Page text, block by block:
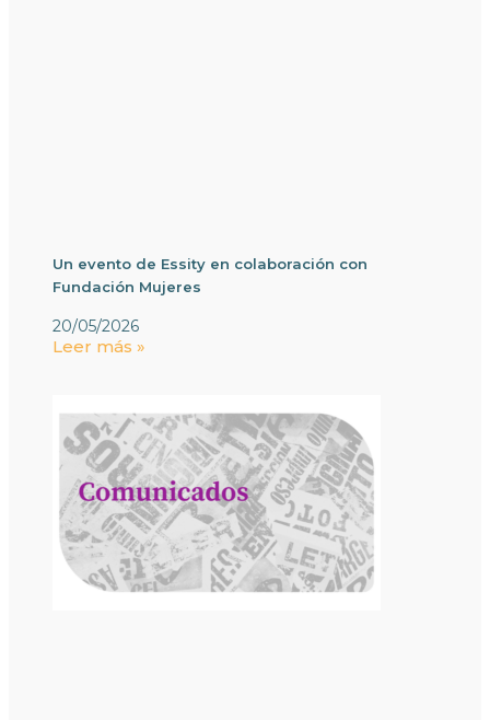
Un evento de Essity en colaboración con
Fundación Mujeres
20/05/2026
Leer más »